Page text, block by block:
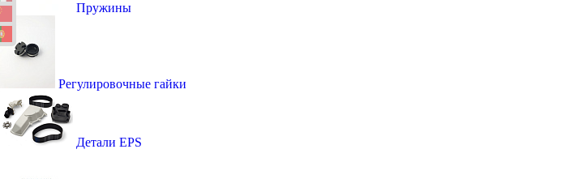
Пружины
Регулировочные гайки
Детали EPS